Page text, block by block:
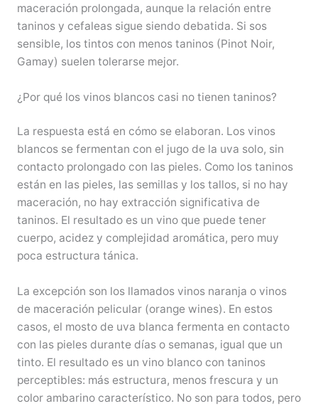
maceración prolongada, aunque la relación entre
taninos y cefaleas sigue siendo debatida. Si sos
sensible, los tintos con menos taninos (Pinot Noir,
Gamay) suelen tolerarse mejor.
¿Por qué los vinos blancos casi no tienen taninos?
La respuesta está en cómo se elaboran. Los vinos
blancos se fermentan con el jugo de la uva solo, sin
contacto prolongado con las pieles. Como los taninos
están en las pieles, las semillas y los tallos, si no hay
maceración, no hay extracción significativa de
taninos. El resultado es un vino que puede tener
cuerpo, acidez y complejidad aromática, pero muy
poca estructura tánica.
La excepción son los llamados vinos naranja o vinos
de maceración pelicular (orange wines). En estos
casos, el mosto de uva blanca fermenta en contacto
con las pieles durante días o semanas, igual que un
tinto. El resultado es un vino blanco con taninos
perceptibles: más estructura, menos frescura y un
color ambarino característico. No son para todos, pero